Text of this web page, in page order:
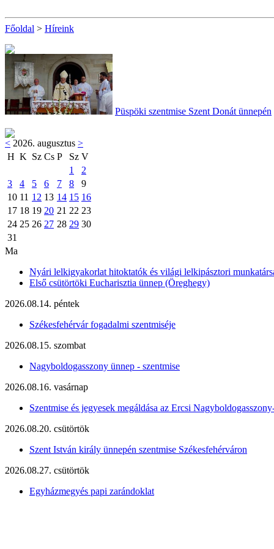
Főoldal > Híreink
Püspöki szentmise Szent Donát ünnepén
< 2026. augusztus >
H K Sz Cs P Sz V
1
2
3
4 5 6 7 8
9
10 11 12 13 14 15 16
17 18 19 20 21 22 23
24 25 26 27 28 29 30
31
Ma
Nyári lelkigyakorlat hitoktatók és világi lelkipásztori
Első csütörtöki Eucharisztia ünnep (Öreghegy)
2026.08.14. péntek
Székesfehérvár fogadalmi szentmiséje
2026.08.15. szombat
Nagyboldogasszony ünnep - szentmise
2026.08.16. vasárnap
Szentmise és jegyesek megáldása az Ercsi
2026.08.20. csütörtök
Szent István király ünnepén szentmise Székesfehérváron
2026.08.27. csütörtök
Egyházmegyés papi zarándoklat